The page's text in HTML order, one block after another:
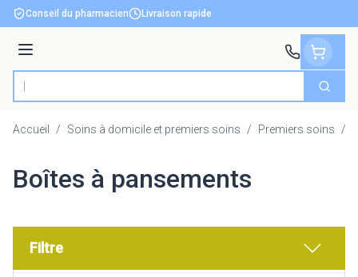
Aller au contenu
Conseil du pharmacien Livraison rapide
Menu
Rechercher
Accueil / Soins à domicile et premiers soins / Premiers soins /
Boîtes à pansements
Filtre